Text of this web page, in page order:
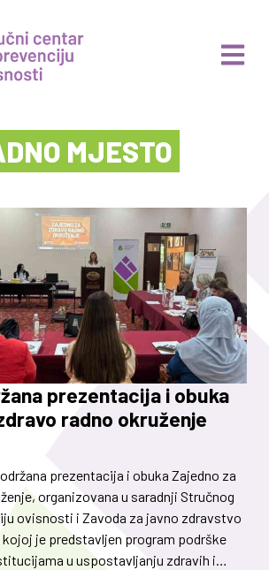
MJESTO
prezentacija i obuka
radno okruženje
prezentacija i obuka Zajedno za
organizovana u saradnji Stručnog
ovisnosti i Zavoda za javno zdravstvo
kojoj je predstavljen program podrške
u uspostavljanju zdravih i